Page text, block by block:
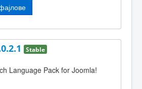
Stable
Language Pack for Joomla!